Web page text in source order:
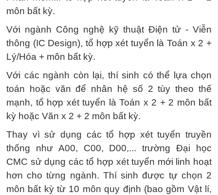
môn bất kỳ.
Với ngành Công nghệ kỹ thuật Điện tử - Viễn
thông (IC Design), tổ hợp xét tuyển là Toán x 2 +
Lý/Hóa + môn bất kỳ.
Với các ngành còn lại, thí sinh có thể lựa chọn
toán hoặc văn để nhân hệ số 2 tùy theo thế
mạnh, tổ hợp xét tuyển là Toán x 2 + 2 môn bất
kỳ hoặc Văn x 2 + 2 môn bất kỳ.
Thay vì sử dụng các tổ hợp xét tuyển truyền
thống như A00, C00, D00,... trường Đại học
CMC sử dụng các tổ hợp xét tuyển mới linh hoạt
hơn cho từng ngành. Thí sinh được tự chọn 2
môn bất kỳ từ 10 môn quy định (bao gồm Vật lí,